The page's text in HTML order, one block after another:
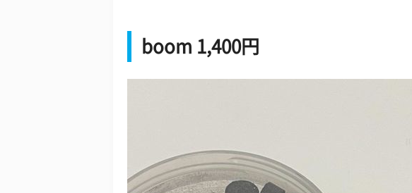
boom 1,400円